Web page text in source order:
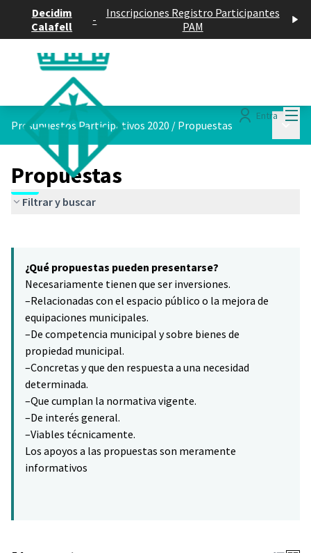
Decidim
Calafell
-
Inscripciones Registro Participantes
PAM
Entra
Presupuestos Participativos 2020 / Propuestas
Propuestas
Filtrar y buscar
−
¿Qué propuestas pueden presentarse?
Necesariamente tienen que ser inversiones.
–Relacionadas con el espacio público o la mejora de
equipaciones municipales.
–De competencia municipal y sobre bienes de
propiedad municipal.
–Concretas y que den respuesta a una necesidad
determinada.
–Que cumplan la normativa vigente.
–De interés general.
–Viables técnicamente.
Los apoyos a las propuestas son meramente
informativos